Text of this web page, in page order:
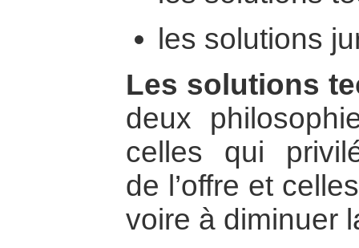
les solutions
Les solutions
deux
celles qui
de l’offre et
voire à diminuer